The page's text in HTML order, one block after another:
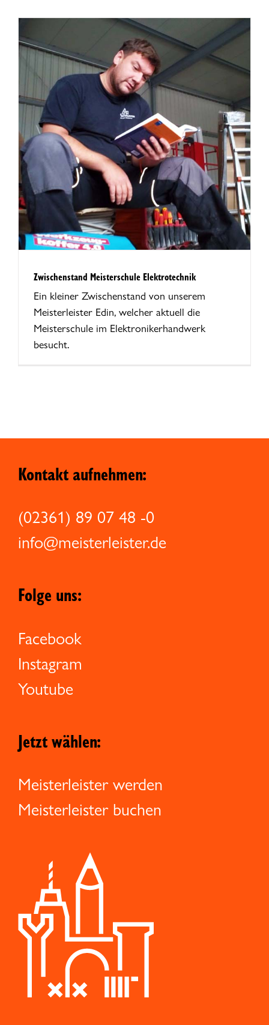
Zwischenstand Meisterschule Elektrotechnik
Ein kleiner Zwischenstand von unserem
Meisterleister Edin, welcher aktuell die
Meisterschule im Elektronikerhandwerk
besucht.
Kontakt aufnehmen:
(02361) 89 07 48 -0
info@meisterleister.de
Folge uns:
Facebook
Instagram
Youtube
Jetzt wählen:
Meisterleister werden
Meisterleister buchen